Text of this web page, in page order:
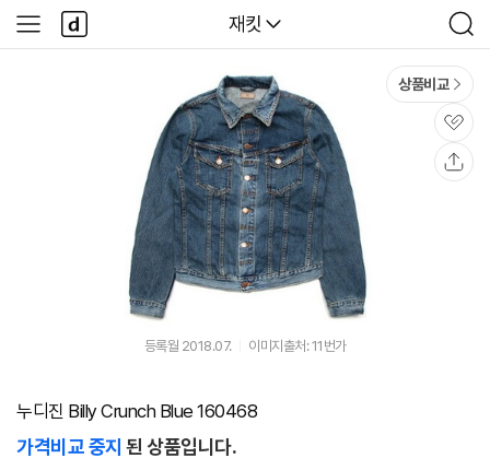
다나와
재킷
검
색
사
이
다
나
와
상품비교
관
심
등록월 2018.07. 이미지출처: 11번가
누디진 Billy Crunch Blue 160468
가격비교 중지 된 상품입니다.